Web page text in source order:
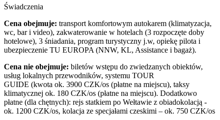
Świadczenia
Cena obejmuje: transport komfortowym autokarem (klimatyzacja,
wc, bar i video), zakwaterowanie w hotelach (3 rozpoczęte doby
hotelowe), 3 śniadania, program turystyczny j.w, opiekę pilota i
ubezpieczenie TU EUROPA (NNW, KL, Assistance i bagaż).
Cena nie obejmuje: biletów wstępu do zwiedzanych obiektów,
usług lokalnych przewodników, systemu TOUR
GUIDE (kwota ok. 3900 CZK/os (płatne na miejscu), taksy
klimatycznej ok. 180 CZK/os (płatne na miejscu). Dodatkowo
płatne (dla chętnych): rejs statkiem po Wełtawie z obiadokolacją -
ok. 1200 CZK/os, kolacja ze specjałami czeskimi – ok. 750 CZK/os